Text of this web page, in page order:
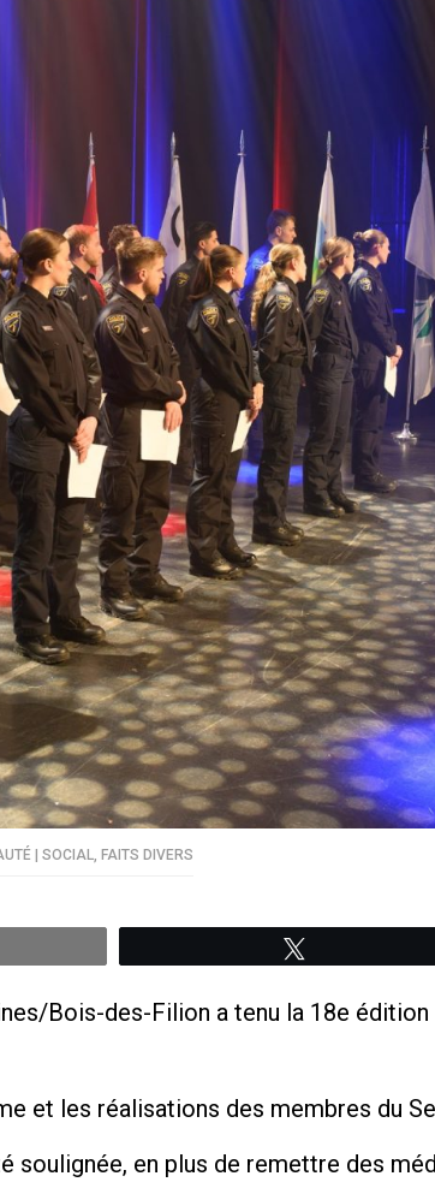
| SOCIAL, FAITS DIVERS
Bois-des-Filion a tenu la 18e
et les réalisations des membres du
en plus de remettre des